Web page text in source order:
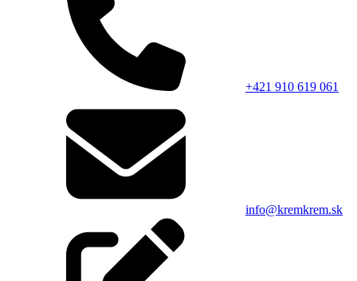
+421 910 619 061
info@kremkrem.sk